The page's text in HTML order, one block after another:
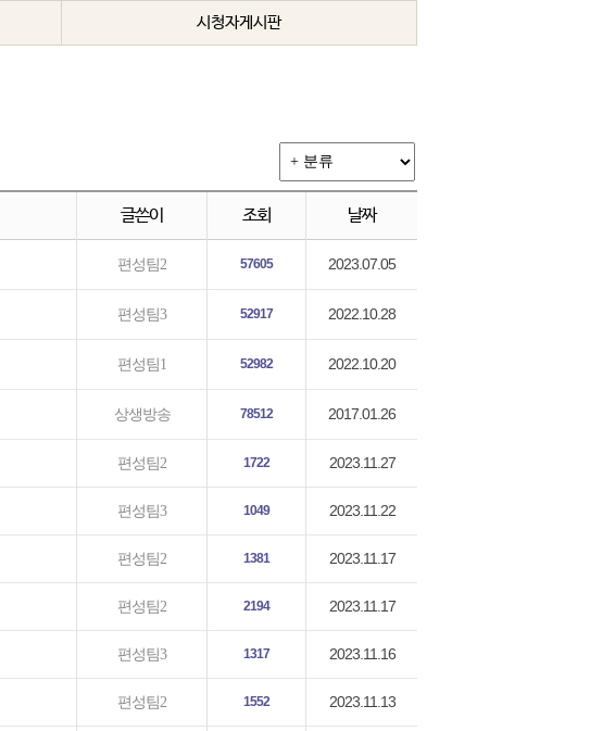
시청자게시판
글쓴이 조회 날짜
편성팀2 57605 2023.07.05
편성팀3 52917 2022.10.28
편성팀1 52982 2022.10.20
상생방송 78512 2017.01.26
편성팀2 1722 2023.11.27
편성팀3 1049 2023.11.22
편성팀2 1381 2023.11.17
편성팀2 2194 2023.11.17
편성팀3 1317 2023.11.16
편성팀2 1552 2023.11.13